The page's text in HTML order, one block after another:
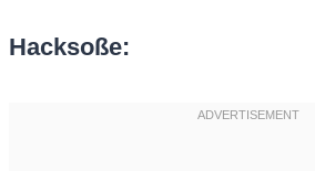
Hacksoße: